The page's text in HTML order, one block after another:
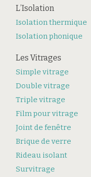
L’Isolation
Isolation thermique
Isolation phonique
Les Vitrages
Simple vitrage
Double vitrage
Triple vitrage
Film pour vitrage
Joint de fenêtre
Brique de verre
Rideau isolant
Survitrage